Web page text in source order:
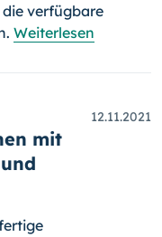
verfügbare
Weiterlesen
mit
12.11.2021